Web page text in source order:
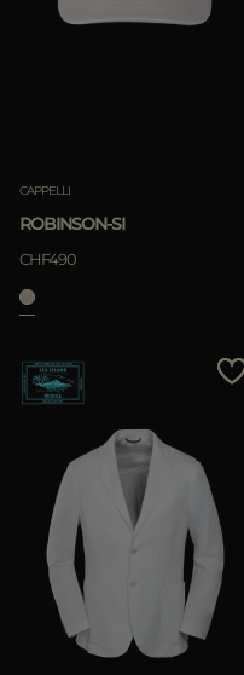
CAPPELLI
ROBINSON-SI
CHF490